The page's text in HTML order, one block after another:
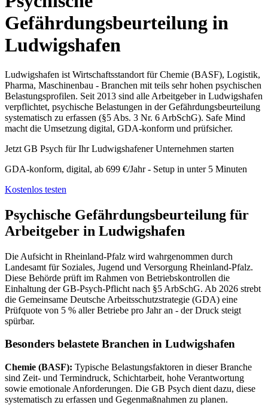
Gefährdungsbeurteilung in
Ludwigshafen
Ludwigshafen ist Wirtschaftsstandort für Chemie (BASF), Logistik,
Pharma, Maschinenbau - Branchen mit teils sehr hohen psychischen
Belastungsprofilen. Seit 2013 sind alle Arbeitgeber in Ludwigshafen
verpflichtet, psychische Belastungen in der Gefährdungsbeurteilung
systematisch zu erfassen (§5 Abs. 3 Nr. 6 ArbSchG). Safe Mind
macht die Umsetzung digital, GDA-konform und prüfsicher.
Jetzt GB Psych für Ihr Ludwigshafener Unternehmen starten
GDA-konform, digital, ab 699 €/Jahr - Setup in unter 5 Minuten
Kostenlos testen
Psychische Gefährdungsbeurteilung für
Arbeitgeber in Ludwigshafen
Die Aufsicht in Rheinland-Pfalz wird wahrgenommen durch
Landesamt für Soziales, Jugend und Versorgung Rheinland-Pfalz.
Diese Behörde prüft im Rahmen von Betriebskontrollen die
Einhaltung der GB-Psych-Pflicht nach §5 ArbSchG. Ab 2026 strebt
die Gemeinsame Deutsche Arbeitsschutzstrategie (GDA) eine
Prüfquote von 5 % aller Betriebe pro Jahr an - der Druck steigt
spürbar.
Besonders belastete Branchen in Ludwigshafen
Chemie (BASF): Typische Belastungsfaktoren in dieser Branche
sind Zeit- und Termindruck, Schichtarbeit, hohe Verantwortung
sowie emotionale Anforderungen. Die GB Psych dient dazu, diese
systematisch zu erfassen und Gegenmaßnahmen zu planen.